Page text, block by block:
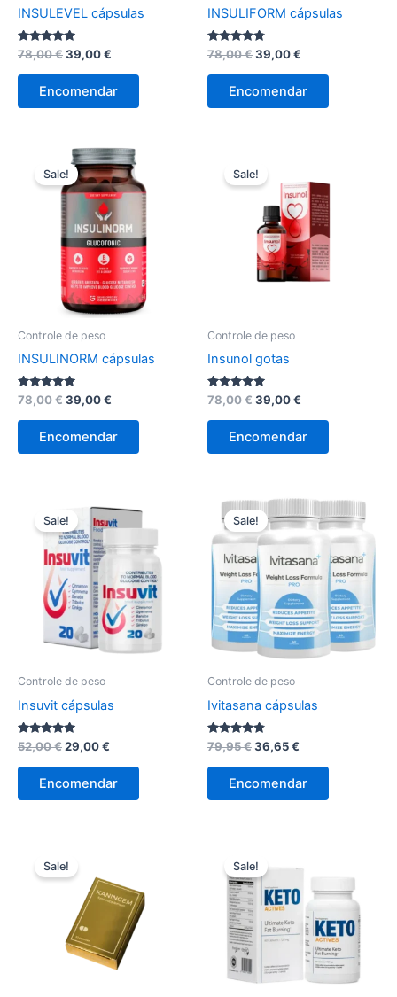
INSULEVEL cápsulas
Avaliação
5.00
de 5
78,00€O
original
era:
39,00€
é:
Encomendar
INSULIFORM cápsulas
Avaliação
4.63
de 5
78,00€O
original
era:
39,00€
é:
Encomendar
Sale!
Controle de peso
INSULINORM cápsulas
Avaliação
5.00
de 5
78,00€O
original
era:
39,00€
é:
Encomendar
Sale!
Controle de peso
Insunol gotas
Avaliação
5.00
de 5
78,00€O
original
era:
39,00€
é:
Encomendar
Sale!
Controle de peso
Insuvit cápsulas
Avaliação
4.89
de 5
52,00€O
original
era:
29,00€
é:
Encomendar
Sale!
Controle de peso
Ivitasana cápsulas
Avaliação
4.67
de 5
79,95€O
original
era:
36,65€
é:
Encomendar
Sale! Sale!